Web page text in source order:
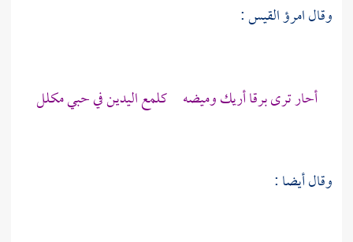
وقالامرؤ القيس:
أحار ترى برقا أريك وميضه كلمع اليدين في حبي مكلل
وقال أيضا :